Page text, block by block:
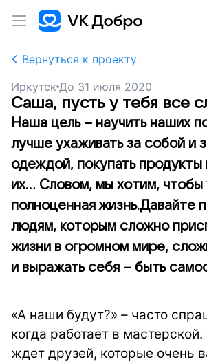
Вернуться к проекту
Иркутск До 31 июля 2020
Саша, пусть у тебя все
Наша цель – научить наших
лучше ухаживать за собой и
одеждой, покупать продукты
их… Словом, мы хотим, чтобы
полноценная жизнь.Давайте
людям, которым сложно
жизни в огромном мире,
и выражать себя – быть
«А наши будут?» – часто
когда работает в
ждет друзей, которые очень